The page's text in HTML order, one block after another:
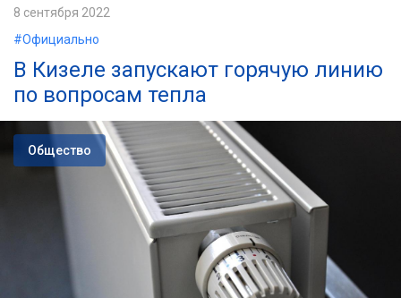
8 сентября 2022
#Официально
В Кизеле запускают горячую линию
по вопросам тепла
Общество